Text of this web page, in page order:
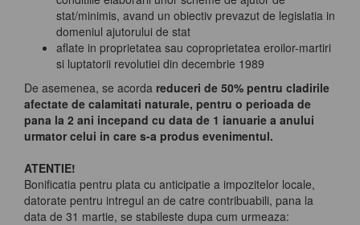
stat/minimis, avand un obiectiv prevazut de legislatia in
domeniul ajutorului de stat
aflate in proprietatea sau coproprietatea eroilor-martiri
si luptatorii revolutiei din decembrie 1989
De asemenea, se acorda reduceri de 50% pentru cladirile
afectate de calamitati naturale, pentru o perioada de
pana la 2 ani incepand cu data de 1 ianuarie a anului
urmator celui in care s-a produs evenimentul.
ATENTIE!
Bonificatia pentru plata cu anticipatie a impozitelor locale,
datorate pentru intregul an de catre contribuabili, pana la
data de 31 martie, se stabileste dupa cum urmeaza: